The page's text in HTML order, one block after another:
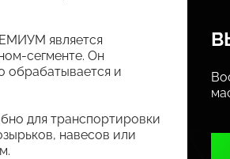
является
сегменте. Он
обрабатывается и
для транспортировки
навесов или